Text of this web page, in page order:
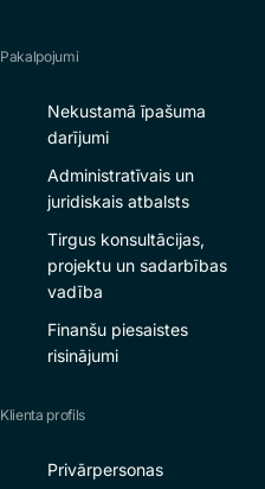
Pakalpojumi
Nekustamā īpašuma
darījumi
Administratīvais un
juridiskais atbalsts
Tirgus konsultācijas,
projektu un sadarbības
vadība
Finanšu piesaistes
risinājumi
Klienta profils
Privārpersonas